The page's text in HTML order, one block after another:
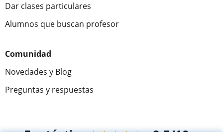
Dar clases particulares
Alumnos que buscan profesor
Comunidad
Novedades y Blog
Preguntas y respuestas
Fantástica★★★★★ 9,5/10